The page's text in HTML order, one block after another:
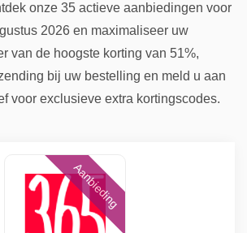
onze 35 actieve aanbiedingen voor
2026 en maximaliseer uw
van de hoogste korting van 51%,
bij uw bestelling en meld u aan
voor exclusieve extra kortingscodes.
Aanbieding